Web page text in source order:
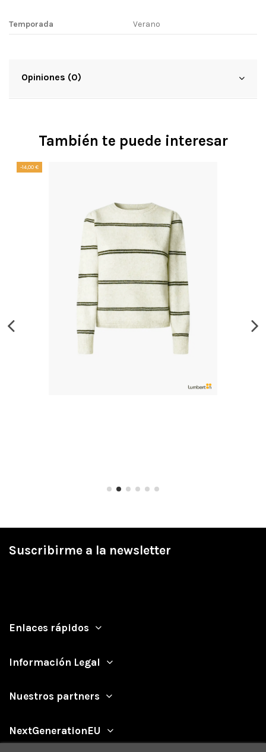
Temporada Verano
Opiniones (0)
También te puede interesar
-14,00 €
Suscribirme a la newsletter
Enlaces rápidos
Información Legal
Nuestros partners
NextGenerationEU